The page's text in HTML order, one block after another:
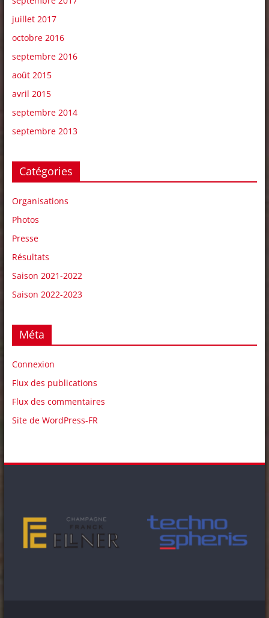
juillet 2017
octobre 2016
septembre 2016
août 2015
avril 2015
septembre 2014
septembre 2013
Catégories
Organisations
Photos
Presse
Résultats
Saison 2021-2022
Saison 2022-2023
Méta
Connexion
Flux des publications
Flux des commentaires
Site de WordPress-FR